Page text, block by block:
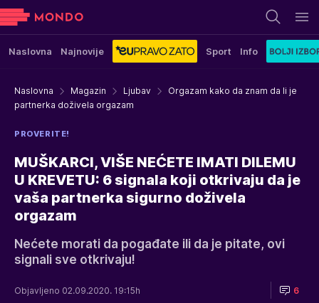
Naslovna Najnovije Sport Info
Naslovna Magazin Ljubav
Orgazam kako da znam da li je
partnerka doživela orgazam
PROVERITE!
MUŠKARCI, VIŠE NEĆETE IMATI DILEMU
U KREVETU: 6 signala koji otkrivaju da je
vaša partnerka sigurno doživela
orgazam
Nećete morati da pogađate ili da je pitate, ovi
signali sve otkrivaju!
Objavljeno 02.09.2020. 19:15h 6